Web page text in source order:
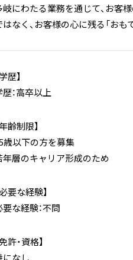
岐にわたる業務を通じて、お客
はなく、お客様の心に残る「おも
歴】
歴：高卒以上
年齢制限】
歳以下の方を募集
年層のキャリア形成のため
必要な経験】
要な経験：不問
免許・資格】